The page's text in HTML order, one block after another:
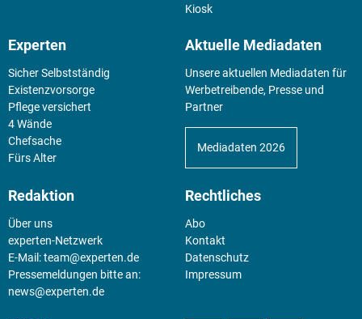
Kiosk
Experten
Sicher Selbstständig
Existenz­vorsorge
Pflege versichert
4 Wände
Chefsache
Fürs Alter
Aktuelle Mediadaten
Unsere aktuellen Mediadaten für
Werbetreibende, Presse und
Partner
Mediadaten 2026
Redaktion
Über uns
experten-Netzwerk
E-Mail:team@experten.de
Pressemeldungen bitte an:
news@experten.de
Rechtliches
Abo
Kontakt
Datenschutz
Impressum